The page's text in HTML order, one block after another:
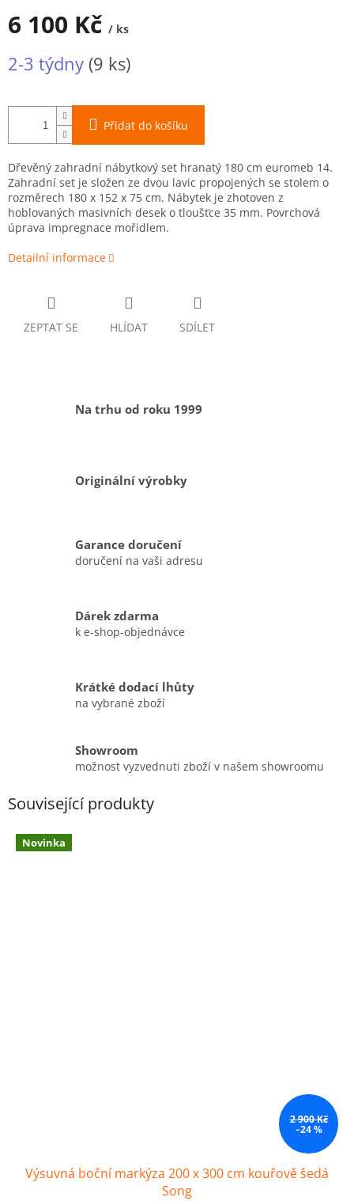
6 100 Kč / ks
cena:
2-3 týdny (9 ks)
Přidat do košíku
Dřevěný zahradní nábytkový set hranatý 180 cm euromeb 14.
Zahradní set je složen ze dvou lavic propojených se stolem o
rozměrech 180 x 152 x 75 cm. Nábytek je zhotoven z
hoblovaných masivních desek o tloušťce 35 mm. Povrchová
úprava impregnace mořidlem.
Detailní informace
ZEPTAT SE HLÍDAT SDÍLET
Na trhu od roku 1999
Originální výrobky
Garance doručení
doručení na vaši adresu
Dárek zdarma
k e-shop-objednávce
Krátké dodací lhůty
na vybrané zboží
Showroom
možnost vyzvednuti zboží v našem showroomu
Související produkty
Novinka
2 900 Kč
–24 %
Výsuvná boční markýza 200 x 300 cm kouřově šedá
Song